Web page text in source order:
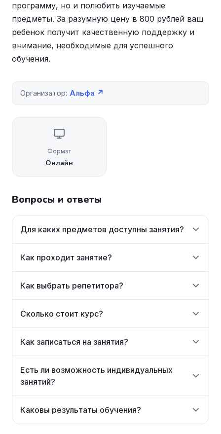
программу, но и полюбить изучаемые
предметы. За разумную цену в 800 рублей ваш
ребенок получит качественную поддержку и
внимание, необходимые для успешного
обучения.
Организатор: Альфа ↗
Формат
Онлайн
Вопросы и ответы
Для каких предметов доступны занятия?
Как проходит занятие?
Как выбрать репетитора?
Сколько стоит курс?
Как записаться на занятия?
Есть ли возможность индивидуальных
занятий?
Каковы результаты обучения?